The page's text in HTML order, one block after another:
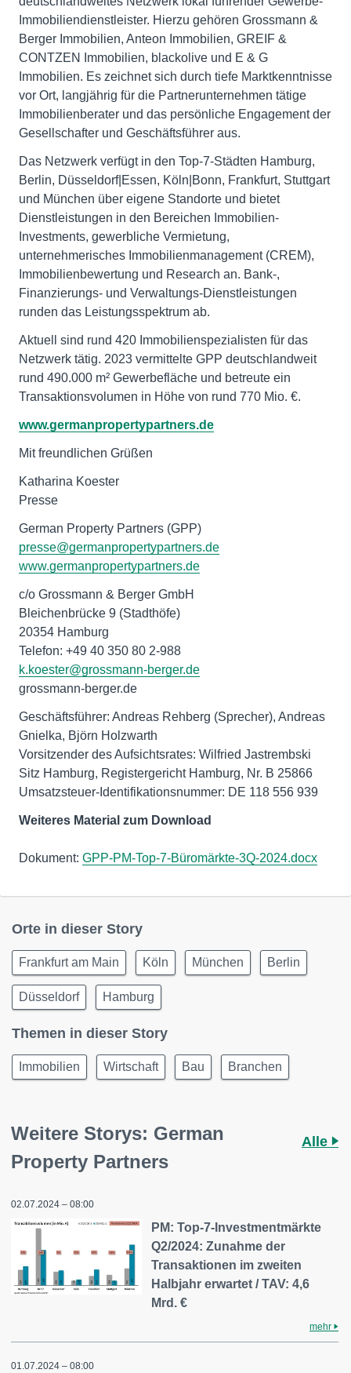
Immobiliendienstleister. Hierzu gehören Grossmann &
Berger Immobilien, Anteon Immobilien, GREIF &
CONTZEN Immobilien, blackolive und E & G
Immobilien. Es zeichnet sich durch tiefe Marktkenntnisse
vor Ort, langjährig für die Partnerunternehmen tätige
Immobilienberater und das persönliche Engagement der
Gesellschafter und Geschäftsführer aus.
Das Netzwerk verfügt in den Top-7-Städten Hamburg,
Berlin, Düsseldorf|Essen, Köln|Bonn, Frankfurt, Stuttgart
und München über eigene Standorte und bietet
Dienstleistungen in den Bereichen Immobilien-
Investments, gewerbliche Vermietung,
unternehmerisches Immobilienmanagement (CREM),
Immobilienbewertung und Research an. Bank-,
Finanzierungs- und Verwaltungs-Dienstleistungen
runden das Leistungsspektrum ab.
Aktuell sind rund 420 Immobilienspezialisten für das
Netzwerk tätig. 2023 vermittelte GPP deutschlandweit
rund 490.000 m² Gewerbefläche und betreute ein
Transaktionsvolumen in Höhe von rund 770 Mio. €.
www.germanpropertypartners.de
Mit freundlichen Grüßen
Katharina Koester
Presse
presse@germanpropertypartners.de
www.germanpropertypartners.de
c/o Grossmann & Berger GmbH
Bleichenbrücke 9 (Stadthöfe)
20354 Hamburg
k.koester@grossmann-berger.de
grossmann-berger.de
Geschäftsführer: Andreas Rehberg (Sprecher), Andreas
Gnielka, Björn Holzwarth
Vorsitzender des Aufsichtsrates: Wilfried Jastrembski
Sitz Hamburg, Registergericht Hamburg, Nr. B 25866
Umsatzsteuer-Identifikationsnummer: DE 118 556 939
Weiteres Material zum Download
Dokument: GPP-PM-Top-7-Büromärkte-3Q-2024.docx
Orte in dieser Story
Frankfurt am Main Köln München Berlin
Düsseldorf Hamburg
Themen in dieser Story
Immobilien Wirtschaft Bau Branchen
Weitere Storys: German
Property Partners
Alle
02.07.2024 – 08:00
PM: Top-7-Investmentmärkte
Q2/2024: Zunahme der
Transaktionen im zweiten
Halbjahr erwartet / TAV: 4,6
Mrd. €
mehr
01.07.2024 – 08:00